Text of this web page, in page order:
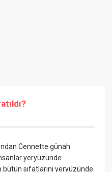
Cennette günah
yeryüzünde
sıfatlarını yeryüzünde